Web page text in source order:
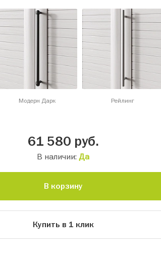
Модерн Дарк Рейлинг
61 580 руб.
В наличии: Да
В корзину
Купить в 1 клик